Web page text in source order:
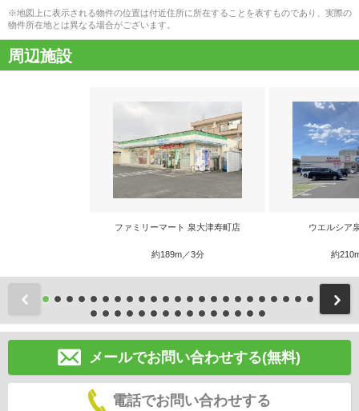
※地図上に表示される物件の位置は付近住所に所在することを表すものであり、実際の
物件所在地とは異なる場合がございます。
周辺施設
ファミリーマート 泉大津寿町店
約189m／3分
ウエルシア
約
前
メールでお問い合わせする(無料)
電話でお問い合わせする